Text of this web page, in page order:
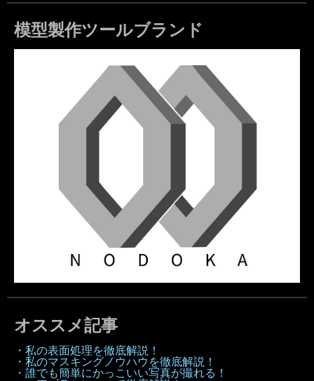
模型製作ツールブランド
オススメ記事
・私の表面処理を徹底解説！
・私のマスキングノウハウを徹底解説！
・誰でも簡単にかっこいい写真が撮れる！